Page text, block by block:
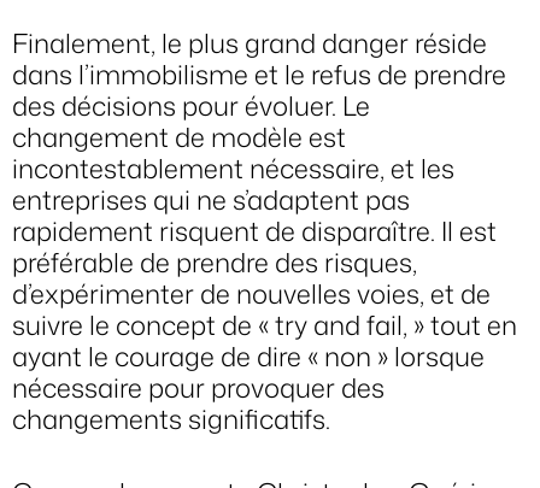
Finalement, le plus grand danger réside
dans l’immobilisme et le refus de prendre
des décisions pour évoluer. Le
changement de modèle est
incontestablement nécessaire, et les
entreprises qui ne s’adaptent pas
rapidement risquent de disparaître. Il est
préférable de prendre des risques,
d’expérimenter de nouvelles voies, et de
suivre le concept de « try and fail, » tout en
ayant le courage de dire « non » lorsque
nécessaire pour provoquer des
changements significatifs.